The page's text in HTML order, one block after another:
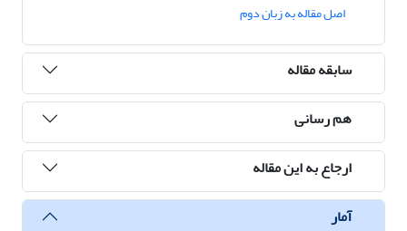
اصل مقاله به زبان دوم
سابقه مقاله
هم رسانی
ارجاع به این مقاله
آمار